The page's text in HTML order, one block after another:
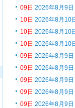
09日 2026年8月9日
10日 2026年8月10
10日 2026年8月10
10日 2026年8月10
09日 2026年8月9日
09日 2026年8月9
09日 2026年8月9
09日 2026年8月9日
09日 2026年8月9日